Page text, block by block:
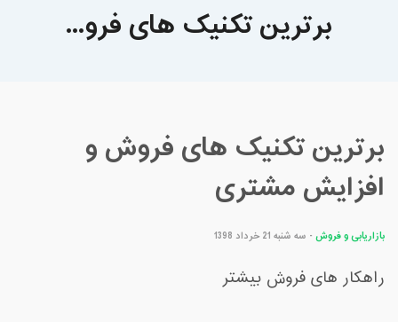
تخفیفهای مشارکتی
برترین تکنیک های فرو...
برترین تکنیک های فروش و
افزایش مشتری
بازاریابی و فروش- سه شنبه 21 خرداد 1398
راهکار های فروش بیشتر